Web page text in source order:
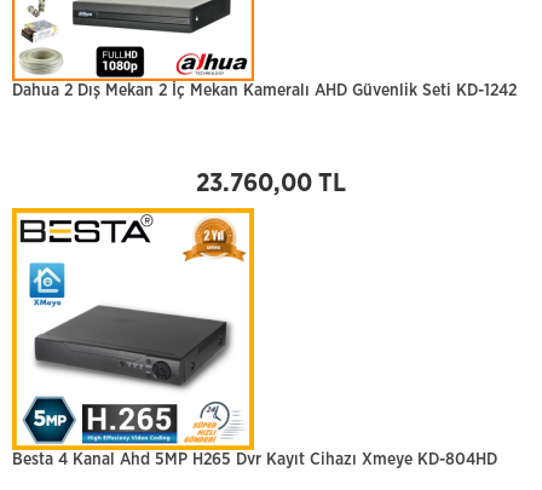
Dahua 2 Dış Mekan 2 İç Mekan Kameralı AHD Güvenlik Seti KD-1242
23.760,00 TL
Besta 4 Kanal Ahd 5MP H265 Dvr Kayıt Cihazı Xmeye KD-804HD